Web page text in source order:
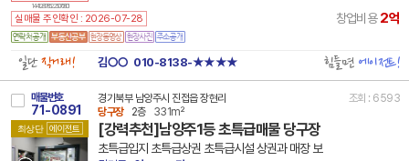
14 41281 7852 250708 101
실매물 주인확인 : 2026-07-28 창업비용2억
일단직거래! 김○○ 010-8138-★★★★ 힘들면에이전트!
매물번호
71-0891
최상단 에이전트
경기북부 남양주시 진접읍 장현리
조회 : 6593
당구장
2층 331m²
[강력추천]남양주1등 초특급매물 당구장
초특급입지 초특급상권 초특급시설 상권과 매장 보